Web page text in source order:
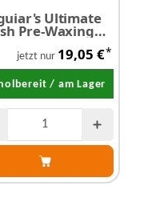
Ultimate
Pre-Waxing
ml
jetzt nur 19,05 €*
/ am Lager